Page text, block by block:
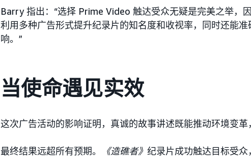
Barry 指出：“选择 Prime Video 触达受众无疑是完美之举，
利用多种广告形式提升纪录片的知名度和收视率，同时还能
响。”
当使命遇见实效
这次广告活动的影响证明，真诚的故事讲述既能推动环境变革
最终结果远超所有预期。 《造礁者》 纪录片成功触达目标受众